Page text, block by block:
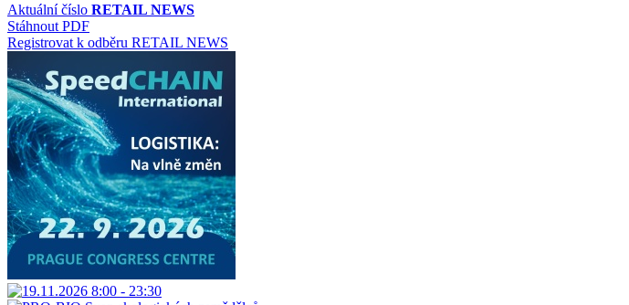
Aktuální číslo RETAIL NEWS
Stáhnout PDF
Registrovat k odběru RETAIL NEWS